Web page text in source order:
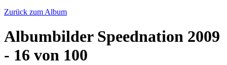
Zurück zum Album
Albumbilder Speednation 2009
- 16 von 100